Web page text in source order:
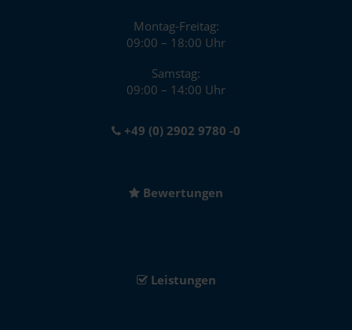
Montag-Freitag:
09:00 – 18:00 Uhr
Samstag:
09:00 – 14:00 Uhr
+49 (0) 2902 9780 -0
Bewertungen
Leistungen